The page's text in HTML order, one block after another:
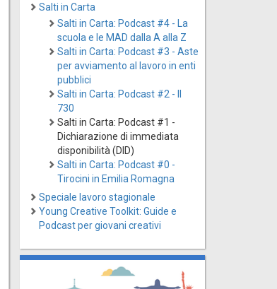
Salti in Carta
Salti in Carta: Podcast #4 - La
scuola e le MAD dalla A alla Z
Salti in Carta: Podcast #3 - Aste
per avviamento al lavoro in enti
pubblici
Salti in Carta: Podcast #2 - Il
730
Salti in Carta: Podcast #1 -
Dichiarazione di immediata
disponibilità (DID)
Salti in Carta: Podcast #0 -
Tirocini in Emilia Romagna
Speciale lavoro stagionale
Young Creative Toolkit: Guide e
Podcast per giovani creativi